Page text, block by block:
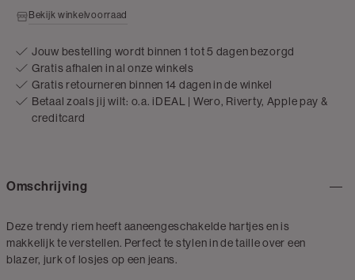
Bekijk winkelvoorraad
Jouw bestelling wordt binnen 1 tot 5 dagen bezorgd
Gratis afhalen in al onze winkels
Gratis retourneren binnen 14 dagen in de winkel
Betaal zoals jij wilt: o.a. iDEAL | Wero, Riverty, Apple pay &
creditcard
Omschrijving
Deze trendy riem heeft aaneengeschakelde hartjes en is
makkelijk te verstellen. Perfect te stylen in de taille over een
blazer, jurk of losjes op een jeans.